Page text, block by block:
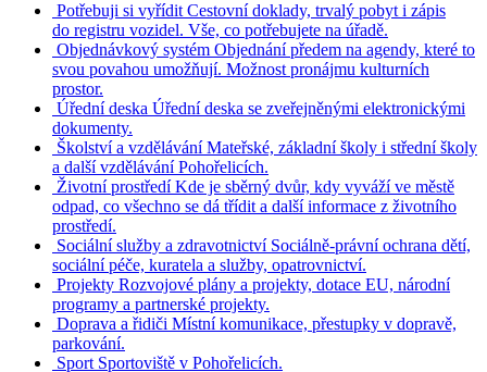
Potřebuji si vyřídit Cestovní doklady, trvalý pobyt i zápis
do registru vozidel. Vše, co potřebujete na úřadě.
Objednávkový systém Objednání předem na agendy, které to
svou povahou umožňují. Možnost pronájmu kulturních
prostor.
Úřední deska Úřední deska se zveřejněnými elektronickými
dokumenty.
Školství a vzdělávání Mateřské, základní školy i střední školy
a další vzdělávání Pohořelicích.
Životní prostředí Kde je sběrný dvůr, kdy vyváží ve městě
odpad, co všechno se dá třídit a další informace z životního
prostředí.
Sociální služby a zdravotnictví Sociálně-právní ochrana dětí,
sociální péče, kuratela a služby, opatrovnictví.
Projekty Rozvojové plány a projekty, dotace EU, národní
programy a partnerské projekty.
Doprava a řidiči Místní komunikace, přestupky v dopravě,
parkování.
Sport Sportoviště v Pohořelicích.